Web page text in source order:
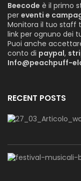
Beecode è il primo
per eventi e
Monitora il tuo staff
link per ognuno dei
Puoi anche
conto di paypal,
Info@peachpuff-
RECENT POSTS